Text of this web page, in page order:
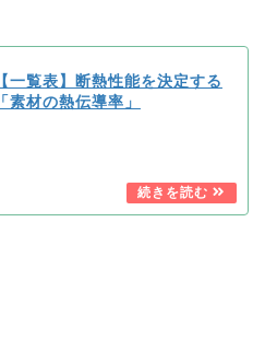
【一覧表】断熱性能を決定する
「素材の熱伝導率」